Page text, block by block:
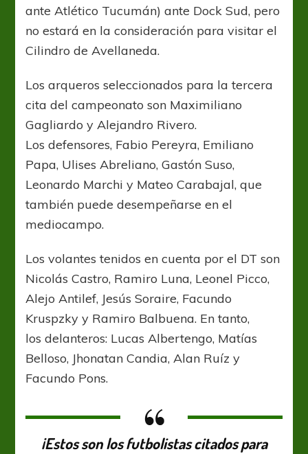
ante Atlético Tucumán) ante Dock Sud, pero
no estará en la consideración para visitar el
Cilindro de Avellaneda.
Los arqueros seleccionados para la tercera
cita del campeonato son Maximiliano
Gagliardo y Alejandro Rivero.
Los defensores, Fabio Pereyra, Emiliano
Papa, Ulises Abreliano, Gastón Suso,
Leonardo Marchi y Mateo Carabajal, que
también puede desempeñarse en el
mediocampo.
Los volantes tenidos en cuenta por el DT son
Nicolás Castro, Ramiro Luna, Leonel Picco,
Alejo Antilef, Jesús Soraire, Facundo
Kruspzky y Ramiro Balbuena. En tanto,
los delanteros: Lucas Albertengo, Matías
Belloso, Jhonatan Candia, Alan Ruíz y
Facundo Pons.
¡Estos son los futbolistas citados para